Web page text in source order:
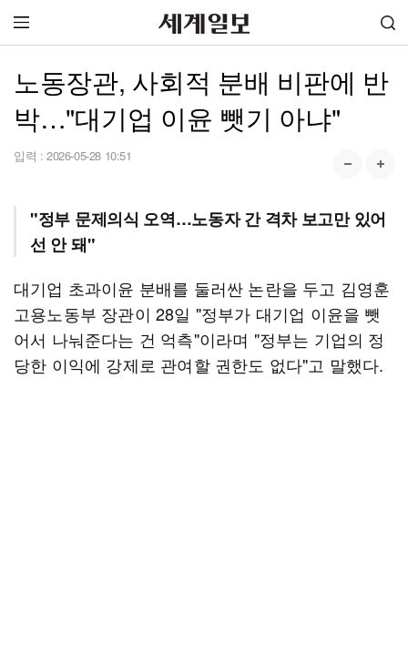
노동장관, 사회적 분배 비판에 반
박…"대기업 이윤 뺏기 아냐"
입력 : 2026-05-28 10:51
"정부 문제의식 오역…노동자 간 격차 보고만 있어
선 안 돼"
대기업 초과이윤 분배를 둘러싼 논란을 두고 김영훈
고용노동부 장관이 28일 "정부가 대기업 이윤을 뺏
어서 나눠준다는 건 억측"이라며 "정부는 기업의 정
당한 이익에 강제로 관여할 권한도 없다"고 말했다.